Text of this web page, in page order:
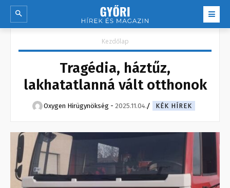
Kezdőlap
Tragédia, háztűz,
lakhatatlanná vált otthonok
Oxygen Hirügynökség - 2025.11.04. KÉK HÍREK